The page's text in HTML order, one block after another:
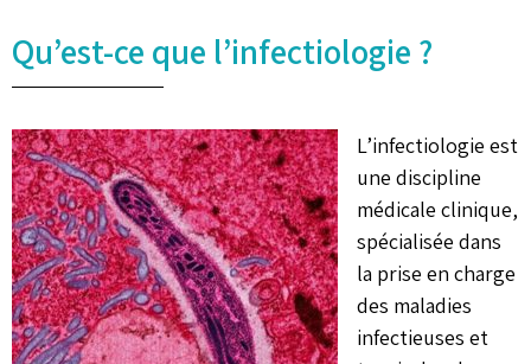
Qu’est-ce que l’infectiologie ?
L’infectiologie est
une discipline
médicale clinique,
spécialisée dans
la prise en charge
des maladies
infectieuses et